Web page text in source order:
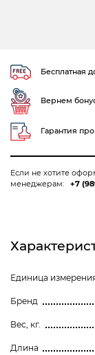
Бесплатная
Вернем
Гарантия
Если не хотите
менеджерам:
+7
Единица
Бренд
Вес, кг.
Длина